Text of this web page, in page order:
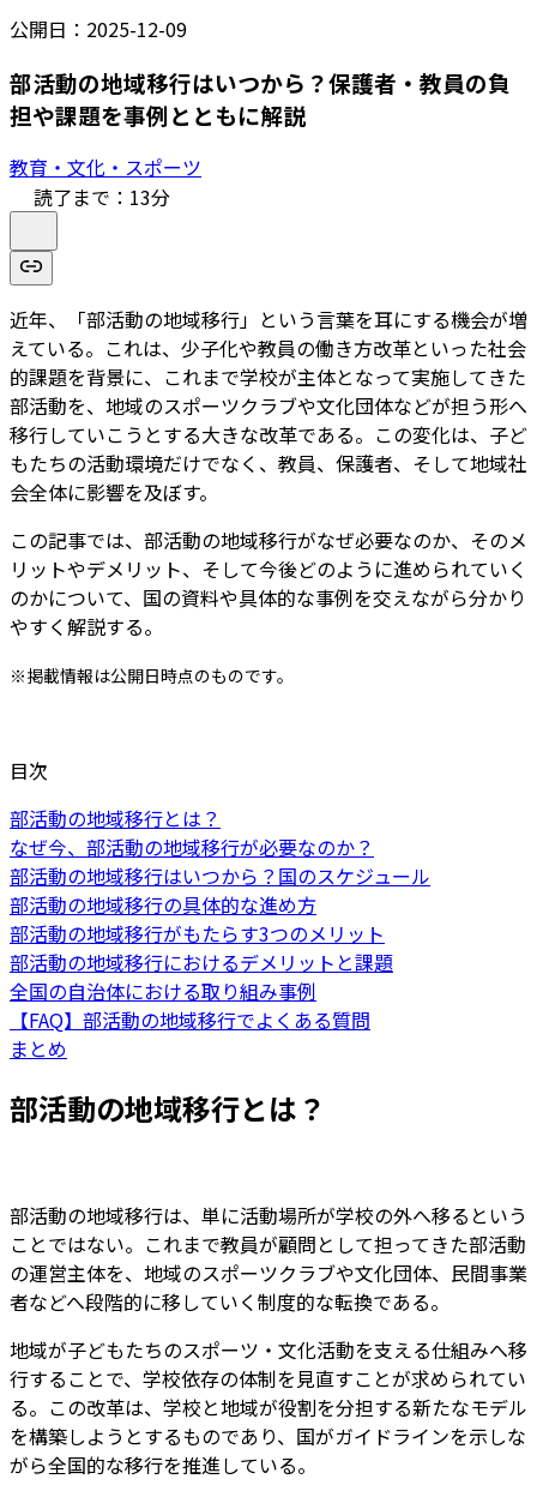
公開日： 2025-12-09
部活動の地域移行はいつから？保護者・教員の負
担や課題を事例とともに解説
教育・文化・スポーツ
読了まで： 13分
近年、「部活動の地域移行」という言葉を耳にする機会が増
えている。これは、少子化や教員の働き方改革といった社会
的課題を背景に、これまで学校が主体となって実施してきた
部活動を、地域のスポーツクラブや文化団体などが担う形へ
移行していこうとする大きな改革である。この変化は、子ど
もたちの活動環境だけでなく、教員、保護者、そして地域社
会全体に影響を及ぼす。
この記事では、部活動の地域移行がなぜ必要なのか、そのメ
リットやデメリット、そして今後どのように進められていく
のかについて、国の資料や具体的な事例を交えながら分かり
やすく解説する。
※掲載情報は公開日時点のものです。
目次
部活動の地域移行とは？
なぜ今、部活動の地域移行が必要なのか？
部活動の地域移行はいつから？国のスケジュール
部活動の地域移行の具体的な進め方
部活動の地域移行がもたらす3つのメリット
部活動の地域移行におけるデメリットと課題
全国の自治体における取り組み事例
【FAQ】部活動の地域移行でよくある質問
まとめ
部活動の地域移行とは？
部活動の地域移行は、単に活動場所が学校の外へ移るという
ことではない。これまで教員が顧問として担ってきた部活動
の運営主体を、地域のスポーツクラブや文化団体、民間事業
者などへ段階的に移していく制度的な転換である。
地域が子どもたちのスポーツ・文化活動を支える仕組みへ移
行することで、学校依存の体制を見直すことが求められてい
る。この改革は、学校と地域が役割を分担する新たなモデル
を構築しようとするものであり、国がガイドラインを示しな
がら全国的な移行を推進している。